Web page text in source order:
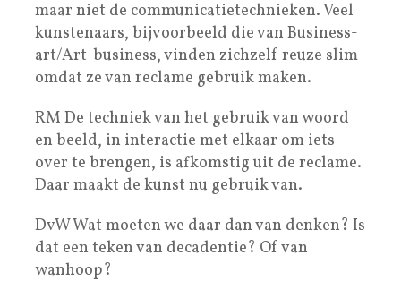
maar niet de communicatietechnieken. Veel
kunstenaars, bijvoorbeeld die van Business-
art/Art-business, vinden zichzelf reuze slim
omdat ze van reclame gebruik maken.
RM De techniek van het gebruik van woord
en beeld, in interactie met elkaar om iets
over te brengen, is afkomstig uit de reclame.
Daar maakt de kunst nu gebruik van.
DvW Wat moeten we daar dan van denken? Is
dat een teken van decadentie? Of van
wanhoop?